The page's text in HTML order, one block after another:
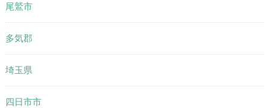
尾鷲市
多気郡
埼玉県
四日市市